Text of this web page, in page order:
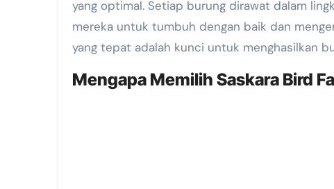
yang optimal. Setiap burung dirawat dalam
mereka untuk tumbuh dengan baik dan
yang tepat adalah kunci untuk menghasilkan
Mengapa Memilih Saskara Bird